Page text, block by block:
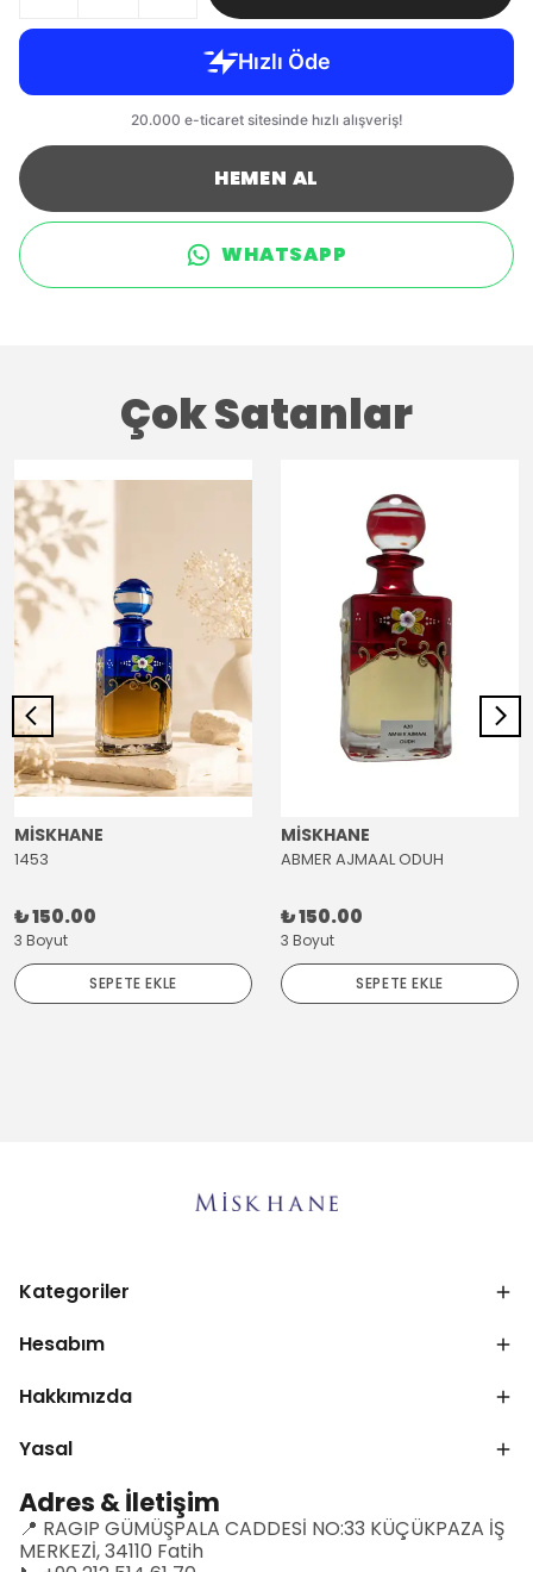
HEMEN AL
WHATSAPP
Çok Satanlar
MİSKHANE
1453
₺ 150.00
3 Boyut
SEPETE EKLE
MİSKHANE
ABMER AJMAAL ODUH
₺ 150.00
3 Boyut
SEPETE EKLE
Kategoriler
Hesabım
Hakkımızda
Yasal
Adres & İletişim
📍 RAGIP GÜMÜŞPALA CADDESİ NO:33 KÜÇÜKPAZA İŞ
MERKEZİ, 34110 Fatih